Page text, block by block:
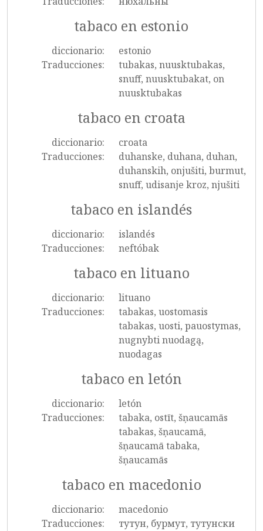
tabaco en estonio
diccionario:
estonio
Traducciones:
tubakas, nuusktubakas,
snuff, nuusktubakat, on
nuusktubakas
tabaco en croata
diccionario:
croata
Traducciones:
duhanske, duhana, duhan,
duhanskih, onjušiti, burmut,
snuff, udisanje kroz, njušiti
tabaco en islandés
diccionario:
islandés
Traducciones:
neftóbak
tabaco en lituano
diccionario:
lituano
Traducciones:
tabakas, uostomasis
tabakas, uosti, pauostymas,
nugnybti nuodagą,
nuodagas
tabaco en letón
diccionario:
letón
Traducciones:
tabaka, ostīt, šņaucamās
tabakas, šņaucamā,
šņaucamā tabaka,
šņaucamās
tabaco en macedonio
diccionario:
macedonio
Traducciones:
тутун, бурмут, тутунски